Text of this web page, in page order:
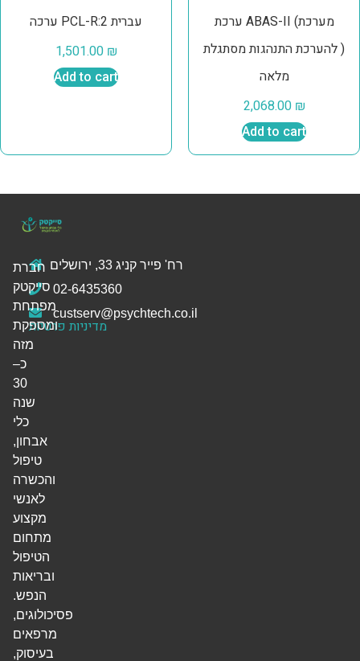
ערכה PCL-R:2 עברית
1,501.00 ₪
Add to cart
ערכת ABAS-II (מערכת
להערכת התנהגות מסתגלת )
מלאה
2,068.00 ₪
Add to cart
רח' פייר קניג 33, ירושלים
02-6435360
custserv@psychtech.co.il
מדיניות פרטיות
חברת
סייקטק
מפתחת
ומספקת
מזה
כ–
30
שנה
כלי
אבחון,
טיפול
והכשרה
לאנשי
מקצוע
מתחום
הטיפול
ובריאות
הנפש.
פסיכולוגים,
מרפאים
בעיסוק,